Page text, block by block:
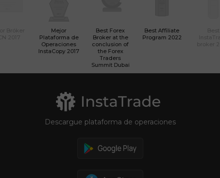
Mejor
Plataforma de
Operaciones
InstaCopy 2017
Best Forex
Broker at the
conclusion of
the Forex
Traders
Summit Dubai
Best Affiliate
Program 2022
Descargue plataforma de operaciones